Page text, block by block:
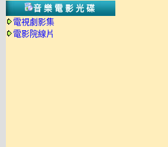
音樂電影光碟
電視劇影集
電影院線片